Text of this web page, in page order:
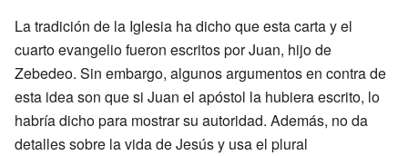
La tradición de la Iglesia ha dicho que esta carta y el
cuarto evangelio fueron escritos por Juan, hijo de
Zebedeo. Sin embargo, algunos argumentos en contra de
esta idea son que si Juan el apóstol la hubiera escrito, lo
habría dicho para mostrar su autoridad. Además, no da
detalles sobre la vida de Jesús y usa el plural